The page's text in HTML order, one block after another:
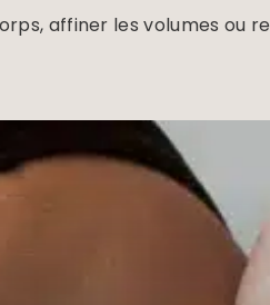
affiner les volumes ou